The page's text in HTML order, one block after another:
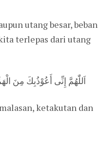
utang besar, beban
terlepas dari utang
اَللّٰهُمَّ إِنِّى أَعُوْذُبِكَ مِنَ
ketakutan dan